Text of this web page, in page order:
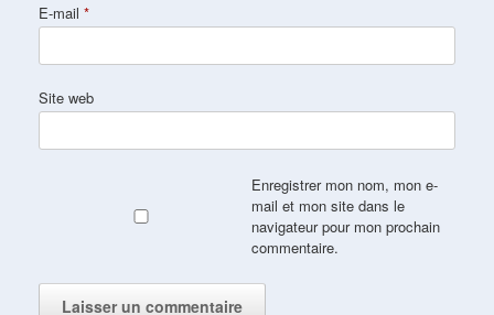
E-mail *
Site web
Enregistrer mon nom, mon e-
mail et mon site dans le
navigateur pour mon prochain
commentaire.